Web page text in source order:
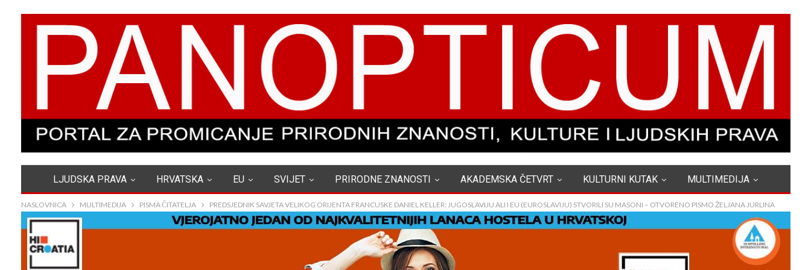
LJUDSKA PRAVA HRVATSKA EU SVIJET PRIRODNE ZNANOSTI AKADEMSKA ČETVRT KULTURNI KUTAK MULTIMEDIJA
NASLOVNICA MULTIMEDIJA PISMA ČITATELJA PREDSJEDNIK SAVJETA VELIKOG ORIJENTA FRANCUSKE DANIEL KELLER: JUGOSLAVIJU ALI I EU (EUROSLAVIJU) STVORILI SU MASONI – OTVORENO PISMO ŽELJANA JURLINA